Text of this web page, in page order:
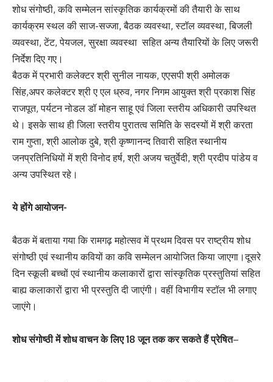
शोध संगोष्ठी, कवि सम्मेलन सांस्कृतिक कार्यक्रमों की तैयारी के साथ
कार्यक्रम स्थल की साज-सज्जा, बैठक व्यवस्था, स्टॉल व्यवस्था, बिजली
व्यवस्था, टेंट, पेयजल, सुरक्षा व्यवस्था सहित अन्य तैयारियों के लिए जरूरी
निर्देश दिए गए।
बैठक में प्रभारी कलेक्टर श्री सुनील नायक, एएसपी श्री अमोलक
सिंह,अपर कलेक्टर श्री ए एल ध्रुव, नगर निगम आयुक्त श्री प्रकाश सिंह
राजपूत, पर्यटन नोडल डॉ मोहन साहू एवं जिला स्तरीय अधिकारी उपस्थित
थे। इसके साथ ही जिला स्तरीय पुरातत्व समिति के सदस्यों में श्री करता
राम गुप्ता, श्री आलोक दुबे, श्री कृष्णानन्द तिवारी सहित स्थानीय
जनप्रतिनिधियों में श्री विनोद हर्ष, श्री अजय चतुर्वेदी, श्री प्रदीप पांडेय व
अन्य उपस्थित रहे।
ये होंगे आयोजन-
बैठक में बताया गया कि रामगढ़ महोत्सव में प्रथम दिवस पर राष्ट्रीय शोध
संगोष्ठी एवं स्थानीय कवियों का कवि सम्मेलन आयोजित किया जाएगा।दूसरे
दिन स्कूली बच्चों एवं स्थानीय कलाकारों द्वारा सांस्कृतिक प्रस्तुतियां सहित
बाह्य कलाकारों द्वारा भी प्रस्तुति दी जाएंगी। वहीं विभागीय स्टॉल भी लगाए
जाएंगे।
शोध संगोष्ठी में शोध वाचन के लिए 18 जून तक कर सकते हैं प्रेषित–